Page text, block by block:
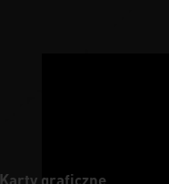
Karty graficzne